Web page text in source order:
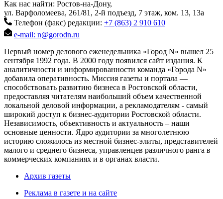
Как нас найти: Ростов-на-Дону,
ул. Варфоломеева, 261/81, 2-й подъезд, 7 этаж, ком. 13, 13а
Телефон (факс) редакции: +7 (863) 2 910 610
e-mail: n@gorodn.ru
Первый номер делового еженедельника «Город N» вышел 25
сентября 1992 года. В 2000 году появился сайт издания. К
аналитичности и информированности команда «Города N»
добавила оперативность. Миссия газеты и портала —
способствовать развитию бизнеса в Ростовской области,
предоставляя читателям наибольший объем качественной
локальной деловой информации, а рекламодателям - самый
широкий доступ к бизнес-аудитории Ростовской области.
Независимость, объективность и актуальность – наши
основные ценности. Ядро аудитории за многолетнюю
историю сложилось из местной бизнес-элиты, представителей
малого и среднего бизнеса, управленцев различного ранга в
коммерческих компаниях и в органах власти.
Архив газеты
Реклама в газете и на сайте